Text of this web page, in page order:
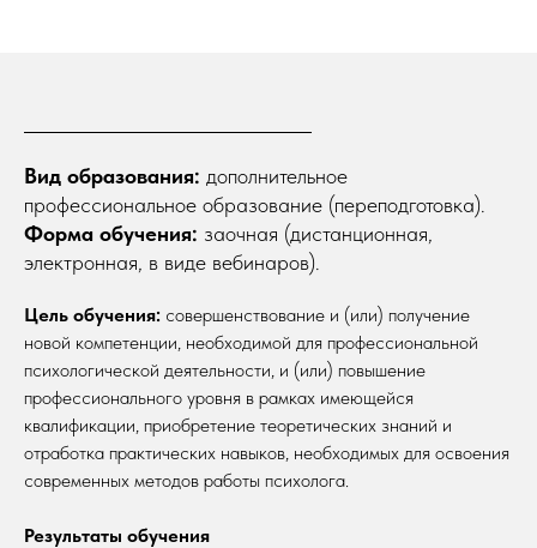
Вид образования: дополнительное
профессиональное образование (переподготовка).
Форма обучения: заочная (дистанционная,
электронная, в виде вебинаров).
Цель обучения: совершенствование и (или) получение
новой компетенции, необходимой для профессиональной
психологической деятельности, и (или) повышение
профессионального уровня в рамках имеющейся
квалификации, приобретение теоретических знаний и
отработка практических навыков, необходимых для освоения
современных методов работы психолога.
Результаты обучения